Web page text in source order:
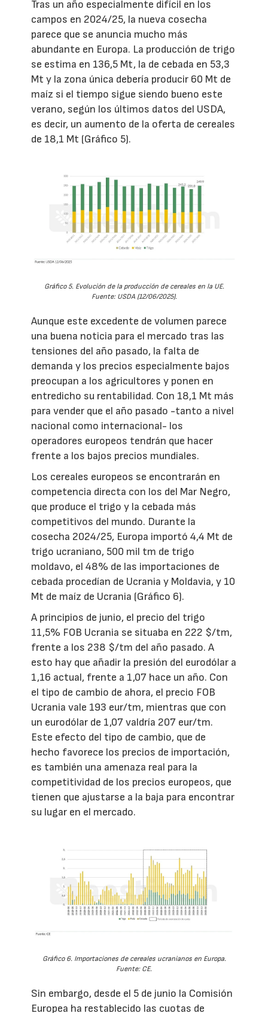
Tras un año especialmente difícil en los
campos en 2024/25, la nueva cosecha
parece que se anuncia mucho más
abundante en Europa. La producción de trigo
se estima en 136,5 Mt, la de cebada en 53,3
Mt y la zona única debería producir 60 Mt de
maíz si el tiempo sigue siendo bueno este
verano, según los últimos datos del USDA,
es decir, un aumento de la oferta de cereales
de 18,1 Mt (Gráfico 5).
Gráfico 5. Evolución de la producción de cereales en la UE.
Fuente: USDA (12/06/2025).
Aunque este excedente de volumen parece
una buena noticia para el mercado tras las
tensiones del año pasado, la falta de
demanda y los precios especialmente bajos
preocupan a los agricultores y ponen en
entredicho su rentabilidad. Con 18,1 Mt más
para vender que el año pasado -tanto a nivel
nacional como internacional- los
operadores europeos tendrán que hacer
frente a los bajos precios mundiales.
Los cereales europeos se encontrarán en
competencia directa con los del Mar Negro,
que produce el trigo y la cebada más
competitivos del mundo. Durante la
cosecha 2024/25, Europa importó 4,4 Mt de
trigo ucraniano, 500 mil tm de trigo
moldavo, el 48% de las importaciones de
cebada procedían de Ucrania y Moldavia, y 10
Mt de maíz de Ucrania (Gráfico 6).
A principios de junio, el precio del trigo
11,5% FOB Ucrania se situaba en 222 $/tm,
frente a los 238 $/tm del año pasado. A
esto hay que añadir la presión del eurodólar a
1,16 actual, frente a 1,07 hace un año. Con
el tipo de cambio de ahora, el precio FOB
Ucrania vale 193 eur/tm, mientras que con
un eurodólar de 1,07 valdría 207 eur/tm.
Este efecto del tipo de cambio, que de
hecho favorece los precios de importación,
es también una amenaza real para la
competitividad de los precios europeos, que
tienen que ajustarse a la baja para encontrar
su lugar en el mercado.
Gráfico 6. Importaciones de cereales ucranianos en Europa.
Fuente: CE.
Sin embargo, desde el 5 de junio la Comisión
Europea ha restablecido las cuotas de